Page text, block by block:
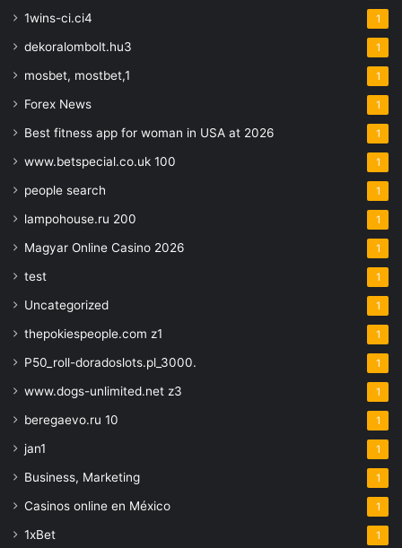
1wins-ci.ci4 1
dekoralombolt.hu3 1
mosbet, mostbet,1 1
Forex News 1
Best fitness app for woman in USA at 2026 1
www.betspecial.co.uk 100 1
people search 1
lampohouse.ru 200 1
Magyar Online Casino 2026 1
test 1
Uncategorized 1
thepokiespeople.com z1 1
P50_roll-doradoslots.pl_3000. 1
www.dogs-unlimited.net z3 1
beregaevo.ru 10 1
jan1 1
Business, Marketing 1
Casinos online en México 1
1xBet 1